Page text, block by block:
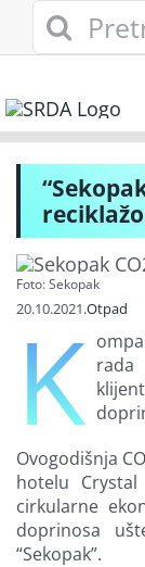
Search
for:
Eko
Eko
Gde
Akcije
Zelena
Foto: Sekopak
20.10.2021.Otpad
K
Ovogodišnja
hotelu
cirkularne
doprinosa
“Sekopak”.